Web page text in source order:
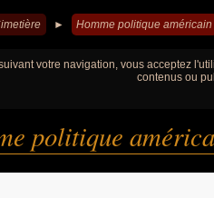
► Homme politique américain
votre navigation, vous acceptez
contenus ou
politique